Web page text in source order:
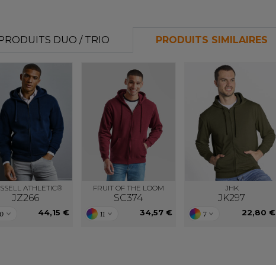
DUO / TRIO PRODUITS SIMILAIRES
ATHLETIC®
JZ266
44,15 €
FRUIT OF THE LOOM
SC374
11 34,57 €
JHK
JK297
7 22,80 €